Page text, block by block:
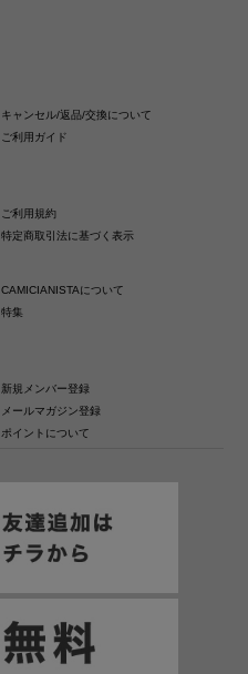
キャンセル/返品/交換について
ご利用ガイド
ご利用規約
特定商取引法に基づく表示
CAMICIANISTAについて
特集
新規メンバー登録
メールマガジン登録
ポイントについて